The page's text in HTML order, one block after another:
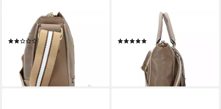
SANSIBAR
Umhängetasche, Kunstleder
(2)
99,95 €
lieferbar - in 2-3 Werktagen bei dir
Henkeltasche, Nylon
lieferbar - in 2-3 Werktagen bei dir